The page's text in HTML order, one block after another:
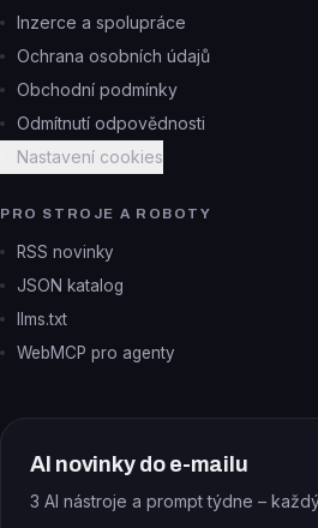
Inzerce a spolupráce
Ochrana osobních údajů
Obchodní podmínky
Odmítnutí odpovědnosti
Nastavení cookies
PRO STROJE A ROBOTY
RSS novinky
JSON katalog
llms.txt
WebMCP pro agenty
AI novinky do e-mailu
3 AI nástroje a prompt týdne –